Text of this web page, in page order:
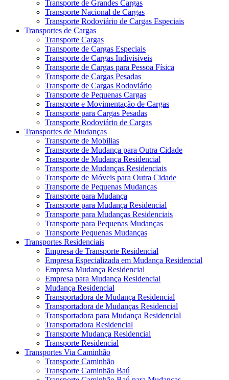
Transporte de Grandes Cargas
Transporte Nacional de Cargas
Transporte Rodoviário de Cargas Especiais
Transportes de Cargas
Transporte Cargas
Transporte de Cargas Especiais
Transporte de Cargas Indivisíveis
Transporte de Cargas para Pessoa Física
Transporte de Cargas Pesadas
Transporte de Cargas Rodoviário
Transporte de Pequenas Cargas
Transporte e Movimentação de Cargas
Transporte para Cargas Pesadas
Transporte Rodoviário de Cargas
Transportes de Mudanças
Transporte de Mobilias
Transporte de Mudança para Outra Cidade
Transporte de Mudança Residencial
Transporte de Mudanças Residenciais
Transporte de Móveis para Outra Cidade
Transporte de Pequenas Mudanças
Transporte para Mudança
Transporte para Mudança Residencial
Transporte para Mudanças Residenciais
Transporte para Pequenas Mudanças
Transporte Pequenas Mudanças
Transportes Residenciais
Empresa de Transporte Residencial
Empresa Especializada em Mudança Residencial
Empresa Mudança Residencial
Empresa para Mudança Residencial
Mudança Residencial
Transportadora de Mudança Residencial
Transportadora de Mudanças Residencial
Transportadora para Mudança Residencial
Transportadora Residencial
Transporte Mudança Residencial
Transporte Residencial
Transportes Via Caminhão
Transporte Caminhão
Transporte Caminhão Baú